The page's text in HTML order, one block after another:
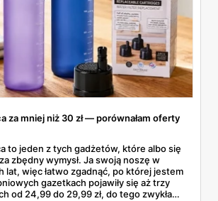
za mniej niż 30 zł — porównałam oferty
to jeden z tych gadżetów, które albo się
zbędny wymysł. Ja swoją noszę w
lat, więc łatwo zgadnąć, po której jestem
gazetkach pojawiły się aż trzy
od 24,99 do 29,99 zł, do tego zwykła